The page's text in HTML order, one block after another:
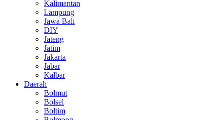
Kalimantan
Lampung
Jawa Bali
DIY
Jateng
Jatim
Jakarta
Jabar
Kalbar
Daerah
Bolmut
Bolsel
Boltim